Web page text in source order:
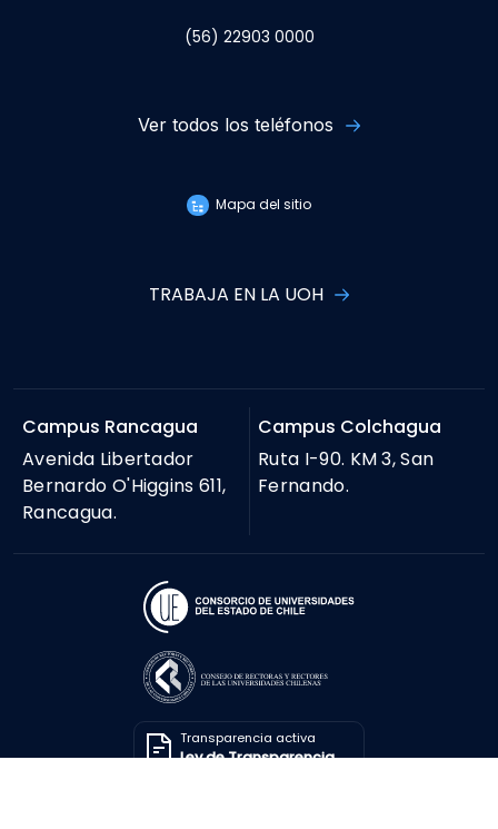
(56) 22903 0000
Ver todos los teléfonos
Mapa del sitio
TRABAJA EN LA UOH
Campus Rancagua
Avenida Libertador
Bernardo O'Higgins 611,
Rancagua.
Campus Colchagua
Ruta I-90. KM 3, San
Fernando.
Transparencia activa
Ley de Transparencia